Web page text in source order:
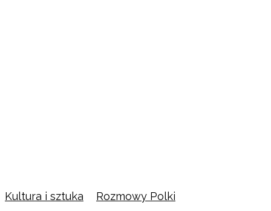
Kultura i sztuka Rozmowy Polki